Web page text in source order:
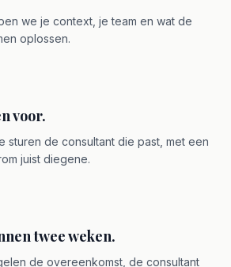
we je context, je team en wat de
oplossen.
voor.
sturen de consultant die past, met een
juist diegene.
twee weken.
de overeenkomst, de consultant